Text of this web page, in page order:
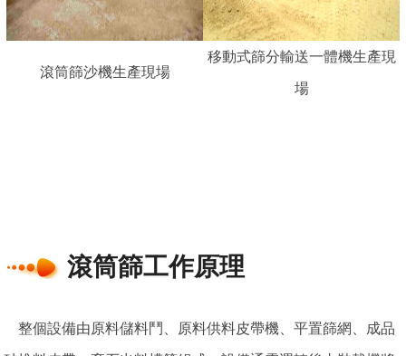
滾筒篩沙機生產現場
移動式篩分輸送一體機生產現
場
滾筒篩工作原理
整個設備由原料儲料鬥、原料供料皮帶機、平置篩網、成品